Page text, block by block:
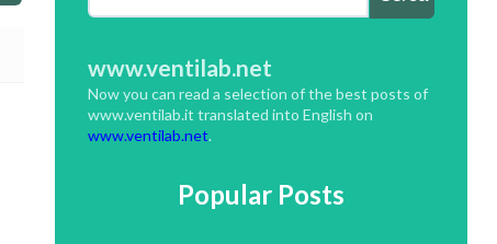
www.ventilab.net
Now you can read a selection of the best posts of
www.ventilab.it translated into English on
www.ventilab.net.
Popular Posts